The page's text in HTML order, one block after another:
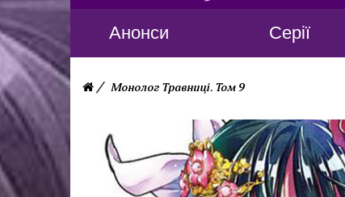
Анонси Серії
Монолог Травниці. Том 9